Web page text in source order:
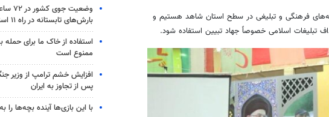
فرهنگی و تبلیغی در سطح استان شاهد هستیم و
تبلیغات اسلامی خصوصاً جهاد تبیین استفاده شود.
وضعیت
بارش‌های تابستانه در راه ۱۱ استان
استفاده از خاک ما برای
ممنوع است
افزایش خشم ترامپ از وزیر
پس از تجاوز به ایران
با این بازی‌ها آینده بچه‌ها را